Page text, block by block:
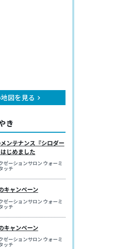
図を見る keyboard_arrow_right
き
ンテナンス『シロダー
じめました
ゼーションサロン ウォーミ
ッチ
キャンペーン
ゼーションサロン ウォーミ
ッチ
キャンペーン
ゼーションサロン ウォーミ
ッチ